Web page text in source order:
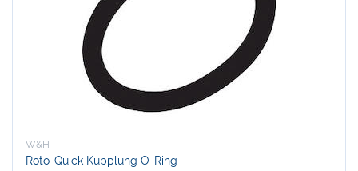
W&H
Roto-Quick Kupplung O-Ring